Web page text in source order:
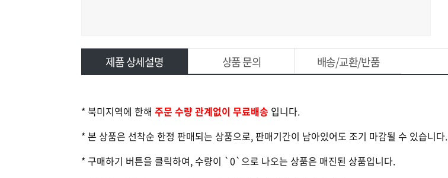
제품 상세설명 상품 문의 배송/교환/반품
* 북미지역에 한해 주문 수량 관계없이 무료배송 입니다.
* 본 상품은 선착순 한정 판매되는 상품으로, 판매기간이 남아있어도 조기 마감될 수 있습니다.
* 구매하기 버튼을 클릭하여, 수량이 `0`으로 나오는 상품은 매진된 상품입니다.